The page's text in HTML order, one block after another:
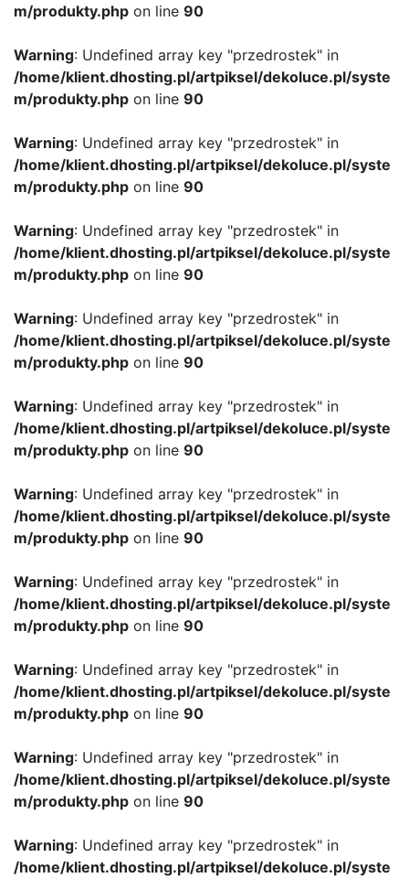
m/produkty.php on line 90
Warning: Undefined array key "przedrostek" in
/home/klient.dhosting.pl/artpiksel/dekoluce.pl/syste
m/produkty.php on line 90
Warning: Undefined array key "przedrostek" in
/home/klient.dhosting.pl/artpiksel/dekoluce.pl/syste
m/produkty.php on line 90
Warning: Undefined array key "przedrostek" in
/home/klient.dhosting.pl/artpiksel/dekoluce.pl/syste
m/produkty.php on line 90
Warning: Undefined array key "przedrostek" in
/home/klient.dhosting.pl/artpiksel/dekoluce.pl/syste
m/produkty.php on line 90
Warning: Undefined array key "przedrostek" in
/home/klient.dhosting.pl/artpiksel/dekoluce.pl/syste
m/produkty.php on line 90
Warning: Undefined array key "przedrostek" in
/home/klient.dhosting.pl/artpiksel/dekoluce.pl/syste
m/produkty.php on line 90
Warning: Undefined array key "przedrostek" in
/home/klient.dhosting.pl/artpiksel/dekoluce.pl/syste
m/produkty.php on line 90
Warning: Undefined array key "przedrostek" in
/home/klient.dhosting.pl/artpiksel/dekoluce.pl/syste
m/produkty.php on line 90
Warning: Undefined array key "przedrostek" in
/home/klient.dhosting.pl/artpiksel/dekoluce.pl/syste
m/produkty.php on line 90
Warning: Undefined array key "przedrostek" in
/home/klient.dhosting.pl/artpiksel/dekoluce.pl/syste